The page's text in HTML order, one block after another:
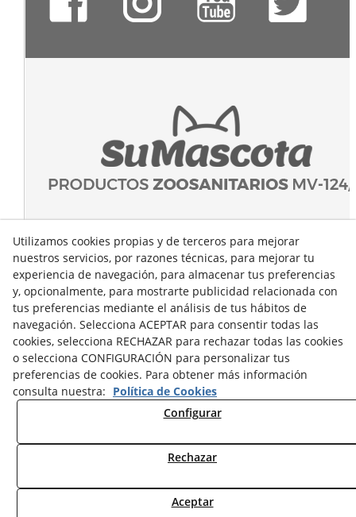
Utilizamos cookies propias y de terceros para mejorar
nuestros servicios, por razones técnicas, para mejorar tu
experiencia de navegación, para almacenar tus preferencias
y, opcionalmente, para mostrarte publicidad relacionada con
tus preferencias mediante el análisis de tus hábitos de
navegación. Selecciona ACEPTAR para consentir todas las
cookies, selecciona RECHAZAR para rechazar todas las cookies
o selecciona CONFIGURACIÓN para personalizar tus
preferencias de cookies. Para obtener más información
consulta nuestra: Política de Cookies
Configurar
Rechazar
Aceptar